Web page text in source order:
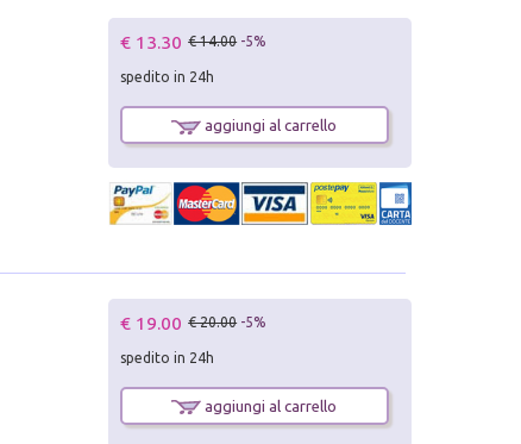
€ 13.30 € 14.00 -5%
spedito in 24h
aggiungi al carrello
€ 19.00 € 20.00 -5%
spedito in 24h
aggiungi al carrello